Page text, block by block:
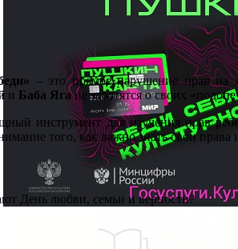
– это прямое нарушение прав на
и Баба Ягане заботятся о своих
инструмент для изучения прав
того, как важно знать свои права
День любви, семьи и верности?